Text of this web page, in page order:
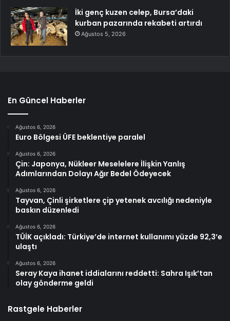
İki genç kuzen celep, Bursa’daki
kurban pazarında rekabeti artırdı
Ağustos 5, 2026
En Güncel Haberler
Ağustos 6, 2026
Euro Bölgesi ÜFE beklentiye paralel
Ağustos 6, 2026
Çin: Japonya, Nükleer Meselelere İlişkin Yanlış
Adımlarından Dolayı Ağır Bedel Ödeyecek
Ağustos 6, 2026
Tayvan, Çinli şirketlere çip yetenek avcılığı nedeniyle
baskın düzenledi
Ağustos 6, 2026
TÜİK açıkladı: Türkiye’de internet kullanımı yüzde 92,3’e
ulaştı
Ağustos 6, 2026
Seray Kaya ihanet iddialarını reddetti: Sahra Işık’tan
olay gönderme geldi
Rastgele Haberler